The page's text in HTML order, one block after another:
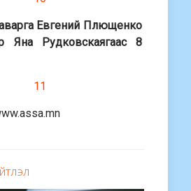
Евгений Плющенко
Яна Рудковскаягаас 8